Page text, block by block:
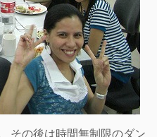
その後は時間無制限のダン